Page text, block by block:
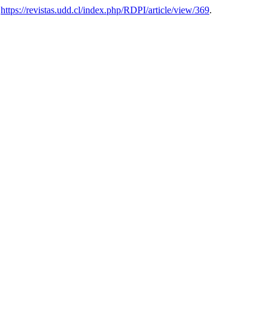
https://revistas.udd.cl/index.php/RDPI/article/view/369.